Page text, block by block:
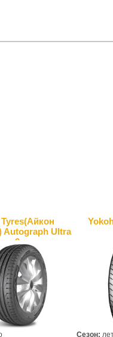
Autograph Ultra
2
Сезон: